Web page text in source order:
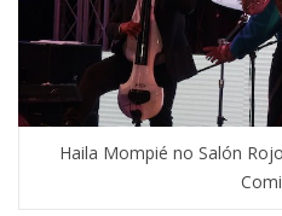
Haila Mompié no Salón